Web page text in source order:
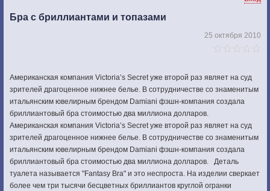
Бра с бриллиантами и топазами
25 октября 2010
Американская компания Victoria’s Secret уже второй раз являет на суд
зрителей драгоценное нижнее белье. В сотрудничестве со знаменитым
итальянским ювелирным брендом Damiani фэшн-компания создала
бриллиантовый бра стоимостью два миллиона долларов.
Американская компания Victoria’s Secret уже второй раз являет на суд
зрителей драгоценное нижнее белье. В сотрудничестве со знаменитым
итальянским ювелирным брендом Damiani фэшн-компания создала
бриллиантовый бра стоимостью два миллиона долларов. Деталь
туалета называется "Fantasy Bra" и это неспроста. На изделии сверкает
более чем три тысячи бесцветных бриллиантов круглой огранки